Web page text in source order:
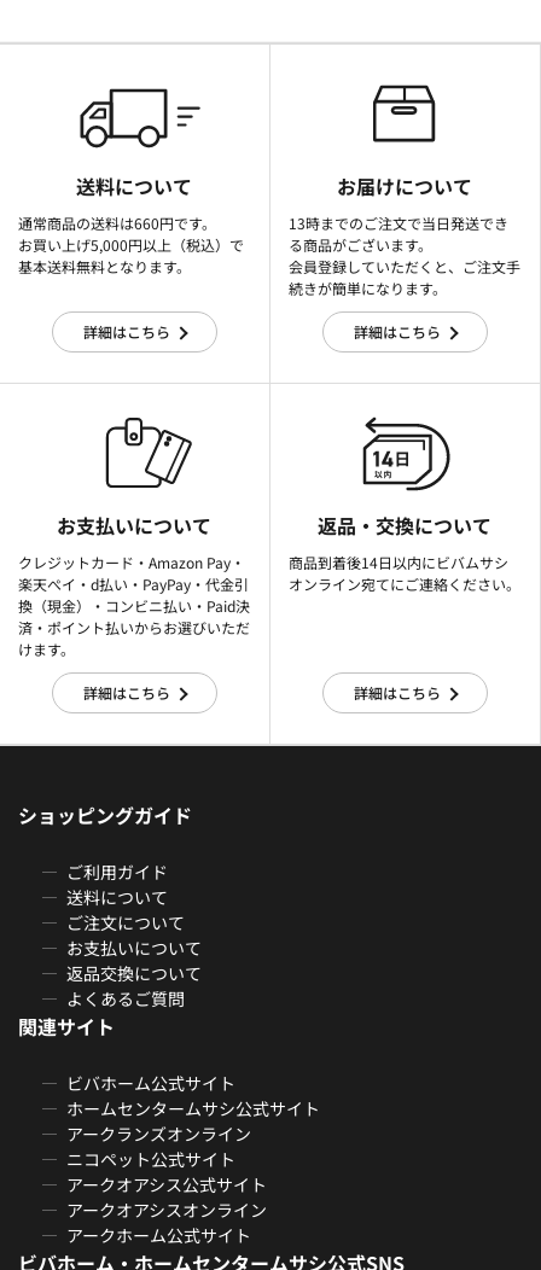
送料について
通常商品の送料は660円です。
お買い上げ5,000円以上（税込）で
基本送料無料となります。
詳細はこちら
お届けについて
13時までのご注文で当日発送でき
る商品がございます。
会員登録していただくと、ご注文手
続きが簡単になります。
詳細はこちら
お支払いについて
クレジットカード・Amazon Pay・
楽天ぺイ・d払い・PayPay・代金引
換（現金）・コンビニ払い・Paid決
済・ポイント払いからお選びいただ
けます。
詳細はこちら
返品・交換について
商品到着後14日以内にビバムサシ
オンライン宛てにご連絡ください。
詳細はこちら
ショッピングガイド
ご利用ガイド
送料について
ご注文について
お支払いについて
返品交換について
よくあるご質問
関連サイト
ビバホーム公式サイト
ホームセンタームサシ公式サイト
アークランズオンライン
ニコペット公式サイト
アークオアシス公式サイト
アークオアシスオンライン
アークホーム公式サイト
ビバホーム・ホームセンタームサシ公式SNS